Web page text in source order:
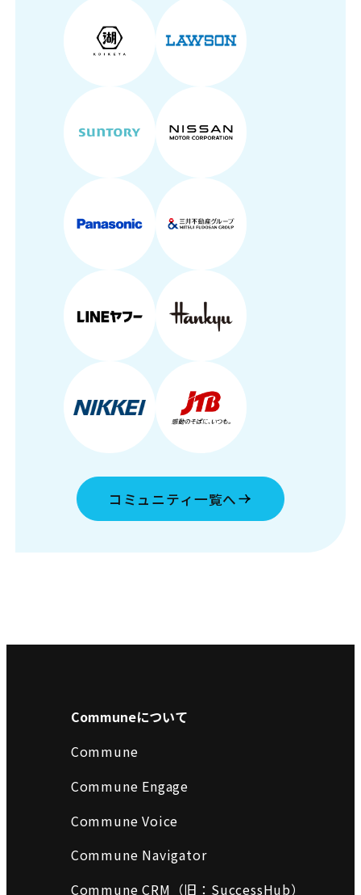
コミュニティ一覧へ
Communeについて
Commune
Commune Engage
Commune Voice
Commune Navigator
Commune CRM（旧：SuccessHub）